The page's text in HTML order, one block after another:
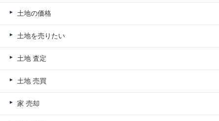
土地の価格
土地を売りたい
土地 査定
土地 売買
家 売却